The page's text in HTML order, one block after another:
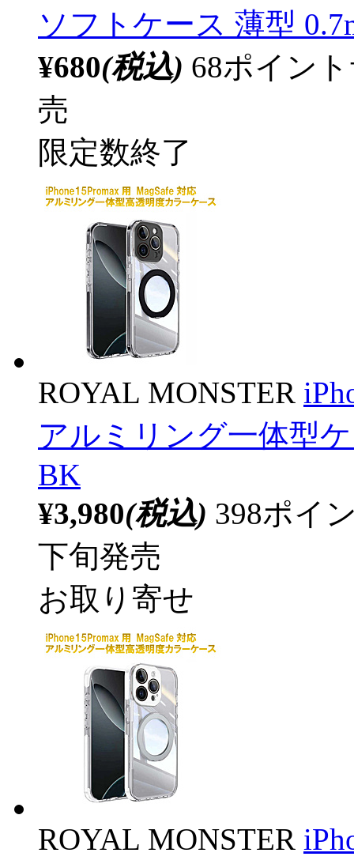
ソフトケース 薄型
¥680(税込) 68ポイン
売
限定数終了
ROYAL MONSTER
アルミリング一体型
BK
¥3,980(税込) 398ポイ
下旬発売
お取り寄せ
ROYAL MONSTER